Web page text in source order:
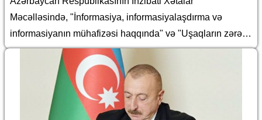
Məcəlləsində, "İnformasiya, informasiyalaşdırma və
informasiyanın mühafizəsi haqqında" və "Uşaqların zərərli
informasiyadan qorunması haqqında" Azərbaycan
Respublikasının qanunlarında dəyişiklik edilməsi barədə